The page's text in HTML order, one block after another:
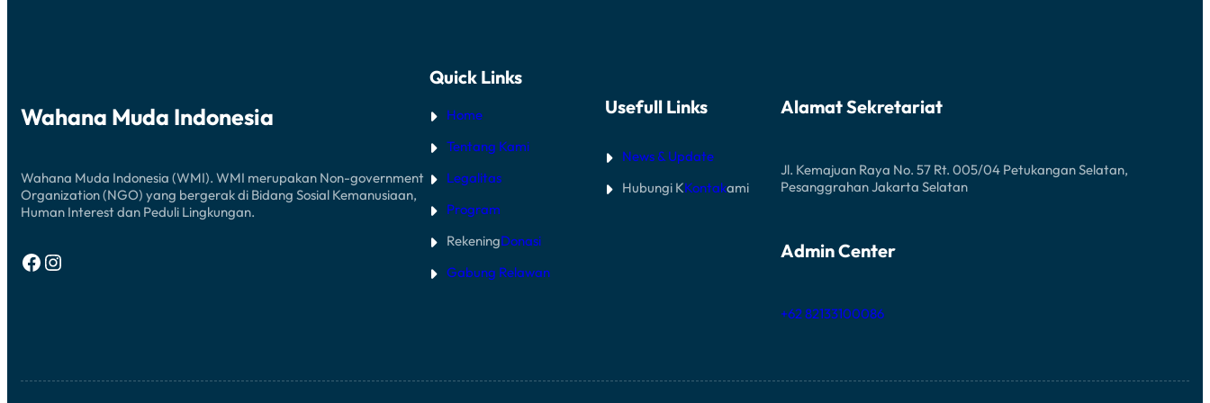
Wahana Muda Indonesia
Wahana Muda Indonesia (WMI). WMI merupakan Non-government
Organization (NGO) yang bergerak di Bidang Sosial Kemanusiaan,
Human Interest dan Peduli Lingkungan.
Facebook Instagram
Quick Links
Home
Tentang Kami
Legalitas
Program
RekeningDonasi
Gabung Relawan
Usefull Links
News & Update
Hubungi KKontakami
Alamat Sekretariat
Jl. Kemajuan Raya No. 57 Rt. 005/04 Petukangan Selatan,
Pesanggrahan Jakarta Selatan
Admin Center
+62 82133100086